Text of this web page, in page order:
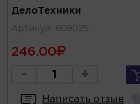
ДелоТехники
Артикул : 609025
246.00
- +
Написать отзыв